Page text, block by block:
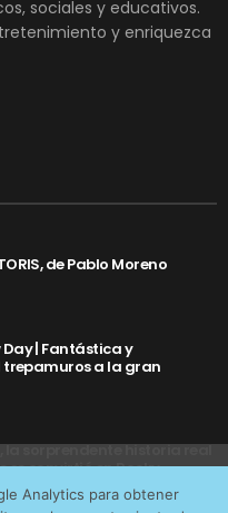
sociales y educativos.
y enriquezca
de Pablo Moreno
| Fantástica y
a la gran
la sorprendente historia real
convirtió en Rocky
Analytics para obtener
los servicios que